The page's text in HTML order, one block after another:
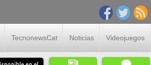
TecnonewsCat Noticias Videojuegos